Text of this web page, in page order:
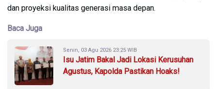
dan proyeksi kualitas generasi masa depan.
Baca Juga
Senin, 03 Agu 2026 23:25 WIB
Isu Jatim Bakal Jadi Lokasi Kerusuhan
Agustus, Kapolda Pastikan Hoaks!